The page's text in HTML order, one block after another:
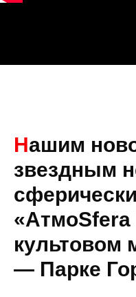
Нашим
звездным
«АтмоSfera
культовом
— Парке